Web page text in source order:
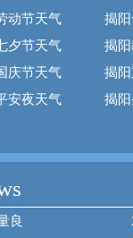
动节天气
揭
夕节天气
揭
庆节天气
揭
安夜天气
揭
良